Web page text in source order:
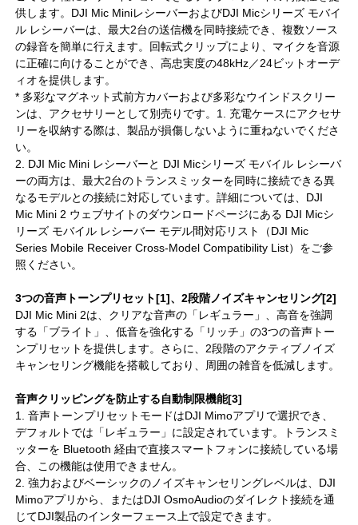
供します。DJI Mic MiniレシーバーおよびDJI Micシリーズ モバイ
ル レシーバーは、最大2台の送信機を同時接続でき、複数ソース
の録音を簡単に行えます。回転式クリップにより、マイクを音源
に正確に向けることができ、高忠実度の48kHz／24ビットオーデ
ィオを提供します。
* 多彩なマグネット式前方カバーおよび多彩なウインドスクリー
ンは、アクセサリーとして別売りです。1. 充電ケースにアクセサ
リーを収納する際は、製品が損傷しないように重ねないでくださ
い。
2. DJI Mic Mini レシーバーと DJI Micシリーズ モバイル レシーバ
ーの両方は、最大2台のトランスミッターを同時に接続できる異
なるモデルとの接続に対応しています。詳細については、DJI
Mic Mini 2 ウェブサイトのダウンロードページにある DJI Micシ
リーズ モバイル レシーバー モデル間対応リスト（DJI Mic
Series Mobile Receiver Cross-Model Compatibility List）をご参
照ください。
3つの音声トーンプリセット[1]、2段階ノイズキャンセリング[2]
DJI Mic Mini 2は、クリアな音声の「レギュラー」、高音を強調
する「ブライト」、低音を強化する「リッチ」の3つの音声トー
ンプリセットを提供します。さらに、2段階のアクティブノイズ
キャンセリング機能を搭載しており、周囲の雑音を低減します。
音声クリッピングを防止する自動制限機能[3]
1. 音声トーンプリセットモードはDJI Mimoアプリで選択でき、
デフォルトでは「レギュラー」に設定されています。トランスミ
ッターを Bluetooth 経由で直接スマートフォンに接続している場
合、この機能は使用できません。
2. 強力およびベーシックのノイズキャンセリングレベルは、DJI
Mimoアプリから、またはDJI OsmoAudioのダイレクト接続を通
じてDJI製品のインターフェース上で設定できます。